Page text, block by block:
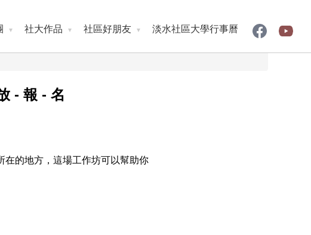
社大作品 社區好朋友 淡水社區大學行事曆
- 報 - 名
在的地方，這場工作坊可以幫助你